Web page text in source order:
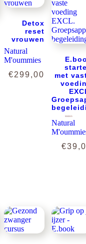
Detox
reset
vrouwen
Natural
M'oummies
€299,00
met
Gewaardeerd
5.00
uit 5
Natural
€